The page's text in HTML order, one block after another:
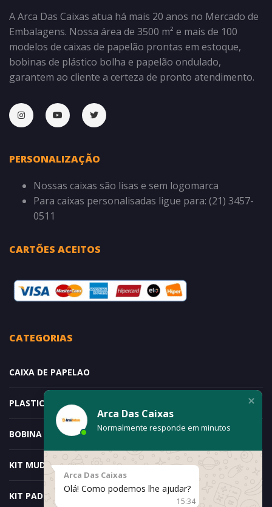
A Arca Das Caixas atua há mais 20 anos no Mercado de
Embalagens. Nossa área de 3500 m² e mais de 100
modelos de caixas de papelão prontas em estoque,
bobinas de plástico bolha e papelão ondulado,
garantem ao cliente a certeza de pronto atendimento.
Arca Das Caixas
Normalmente responde em minutos
Arca Das Caixas
Olá! Como podemos lhe ajudar?
15:34
PERSONALIZAÇÃO
Nossas caixas são lisas e sem logomarca
Para caixas personalisadas ligue para: (21) 3457-
0511
CARTÕES ACEITOS
CATEGORIAS
CAIXA DE PAPELAO
PLASTICO BOLHA
BOBINA E ROLO DE PAPELÃO
KIT MUDANÇA – DOIS QUARTOS
KIT PADRÃO ESPECIAL